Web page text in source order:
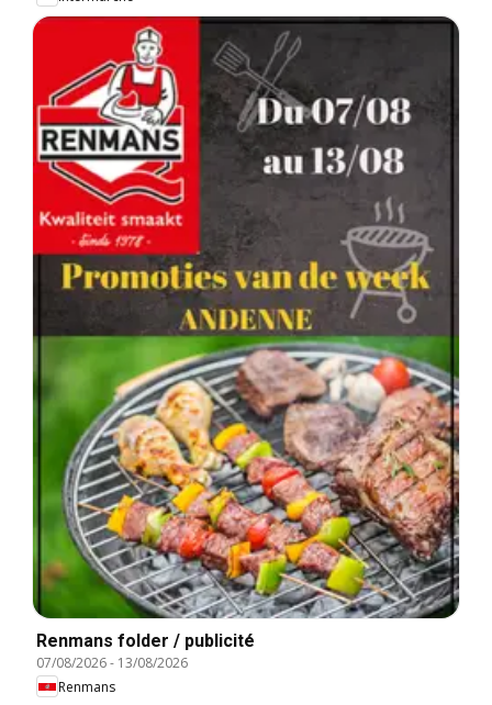
Renmans folder / publicité
07/08/2026- 13/08/2026
Renmans